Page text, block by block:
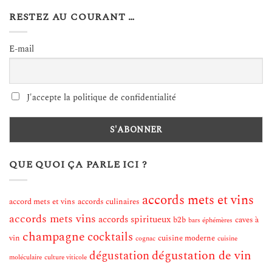
RESTEZ AU COURANT …
E-mail
J'accepte la politique de confidentialité
QUE QUOI ÇA PARLE ICI ?
accord mets et vins accords culinaires accords mets et vins
accords mets vins accords spiritueux b2b bars éphémères caves à
vin champagne cocktails cognac cuisine moderne cuisine
moléculaire culture viticole dégustationdégustation de vin